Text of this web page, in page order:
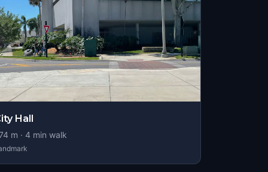
Hall
m · 4 min walk